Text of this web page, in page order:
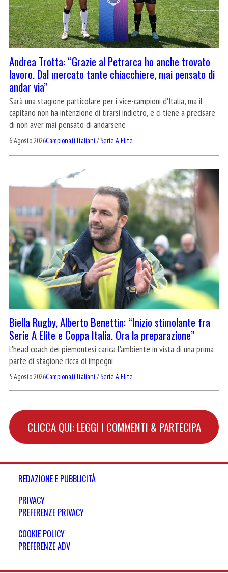
Andrea Trotta: “Grazie al Petrarca ho anche trovato
lavoro. Dal mercato tante chiacchiere, mai pensato di
andar via”
Sarà una stagione particolare per i vice-campioni d'Italia, ma il
capitano non ha intenzione di tirarsi indietro, e ci tiene a precisare
di non aver mai pensato di andarsene
6 Agosto 2026Campionati Italiani /Serie A Elite
Biella Rugby, Alberto Benettin: “Inizio stimolante fra
Serie A Elite e Coppa Italia. Ora la preparazione”
L'head coach dei piemontesi carica l'ambiente in vista di una prima
parte di stagione ricca di impegni
5 Agosto 2026Campionati Italiani /Serie A Elite
CLICCA QUI: LEGGI I COMMENTI & PARTECIPA
REDAZIONE E PUBBLICITÀ
PRIVACY
PREFERENZE PRIVACY
COOKIE POLICY
PREFERENZE ADV